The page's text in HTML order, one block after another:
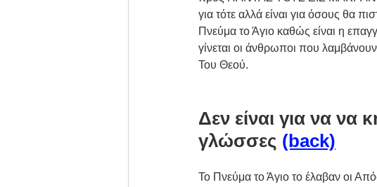
για τότε αλλά είναι για όσους θα
Πνεύμα το Άγιο καθώς είναι η
γίνεται οι άνθρωποι που
Του Θεού.
Δεν είναι για να να
γλώσσες (back)
Το Πνεύμα το Άγιο το έλαβαν οι